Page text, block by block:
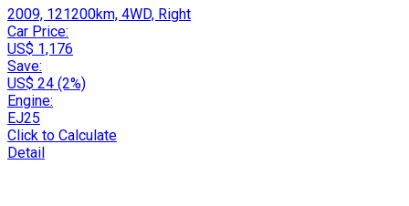
2009, 121200km, 4WD, Right
Car Price:
US$ 1,176
Save:
US$ 24 (2%)
Engine:
EJ25
Click to Calculate
Detail